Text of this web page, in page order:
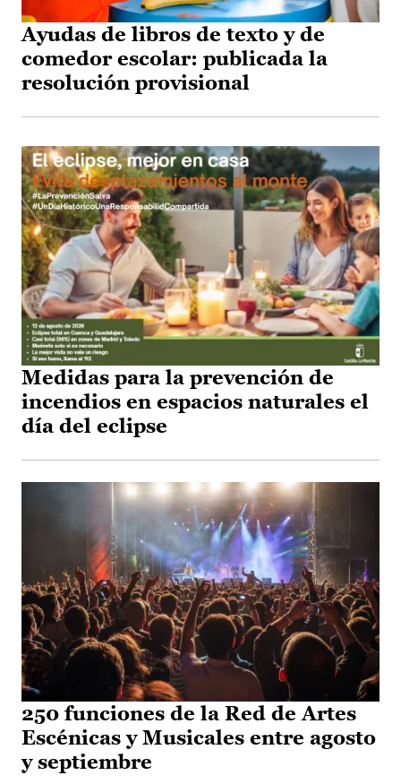
Ayudas de libros de texto y de
comedor escolar: publicada la
resolución provisional
Medidas para la prevención de
incendios en espacios naturales el
día del eclipse
250 funciones de la Red de Artes
Escénicas y Musicales entre agosto
y septiembre